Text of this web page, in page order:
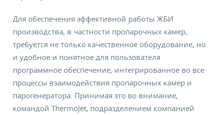
Для обеспечения эффективной работы ЖБИ
производства, в частности пропарочных камер,
требуется не только качественное оборудование, но
и удобное и понятное для пользователя
программное обеспечение, интегрированное во все
процессы взаимодействия пропарочных камер и
парогенератора. Принимая это во внимание,
командой ThermoJet, подразделением компанией